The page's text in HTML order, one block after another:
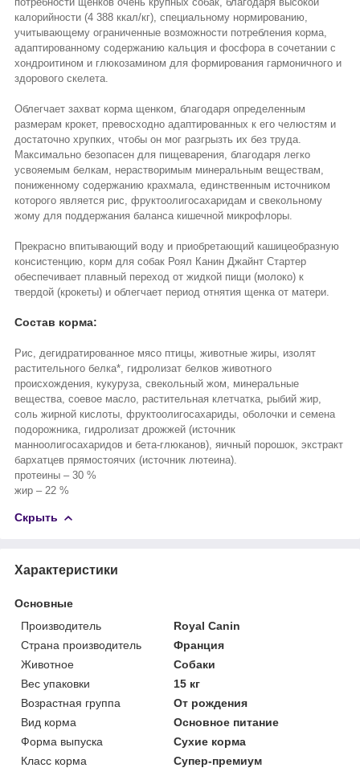
калорийности (4 388 ккал/кг), специальному нормированию,
учитывающему ограниченные возможности потребления корма,
адаптированному содержанию кальция и фосфора в сочетании с
хондроитином и глюкозамином для формирования гармоничного и
здорового скелета.
Облегчает захват корма щенком, благодаря определенным
размерам крокет, превосходно адаптированных к его челюстям и
достаточно хрупких, чтобы он мог разгрызть их без труда.
Максимально безопасен для пищеварения, благодаря легко
усвояемым белкам, нерастворимым минеральным веществам,
пониженному содержанию крахмала, единственным источником
которого является рис, фруктоолигосахаридам и свекольному
жому для поддержания баланса кишечной микрофлоры.
Прекрасно впитывающий воду и приобретающий кашицеобразную
консистенцию, корм для собак Роял Канин Джайнт Стартер
обеспечивает плавный переход от жидкой пищи (молоко) к
твердой (крокеты) и облегчает период отнятия щенка от матери.
Состав корма:
Рис, дегидратированное мясо птицы, животные жиры, изолят
растительного белка*, гидролизат белков животного
происхождения, кукуруза, свекольный жом, минеральные
вещества, соевое масло, растительная клетчатка, рыбий жир,
соль жирной кислоты, фруктоолигосахариды, оболочки и семена
подорожника, гидролизат дрожжей (источник
манноолигосахаридов и бета-глюканов), яичный порошок, экстракт
бархатцев прямостоячих (источник лютеина).
протеины – 30 %
жир – 22 %
Скрыть
Характеристики
Основные
Производитель
Royal Canin
Страна производитель
Франция
Животное
Собаки
Вес упаковки
15 кг
Возрастная группа
От рождения
Вид корма
Основное питание
Форма выпуска
Сухие корма
Класс корма
Супер-премиум